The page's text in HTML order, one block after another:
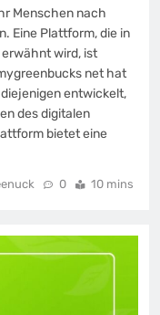
Menschen nach
Eine Plattform, die in
wird, ist
net hat
entwickelt,
des digitalen
bietet eine
0 10 mins